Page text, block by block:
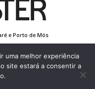
e Porto de Mós
Impressa
direitos reservados.
uma melhor experiência
site estará a consentir a